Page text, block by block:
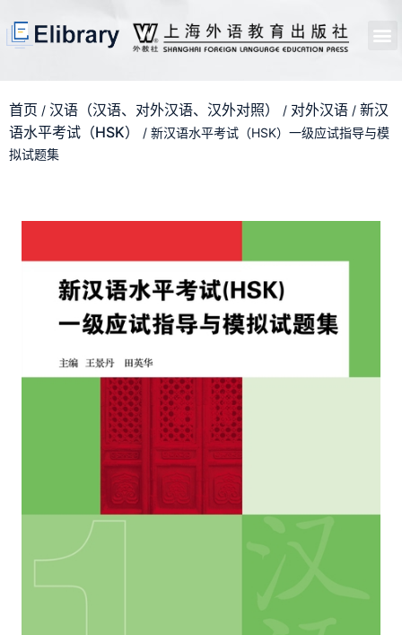
首页 / 汉语（汉语、对外汉语、汉外对照） / 对外汉语 / 新汉
语水平考试（HSK）
/ 新汉语水平考试（HSK）一级应试指导与模
拟试题集